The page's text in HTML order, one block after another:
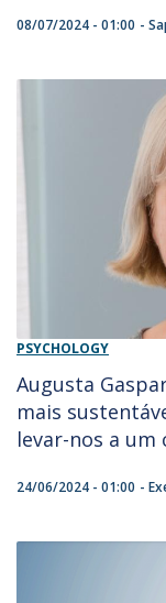
08/07/2024 - 01:00
PSYCHOLOGY
Augusta
mais
levar-nos a um
24/06/2024 - 01:00